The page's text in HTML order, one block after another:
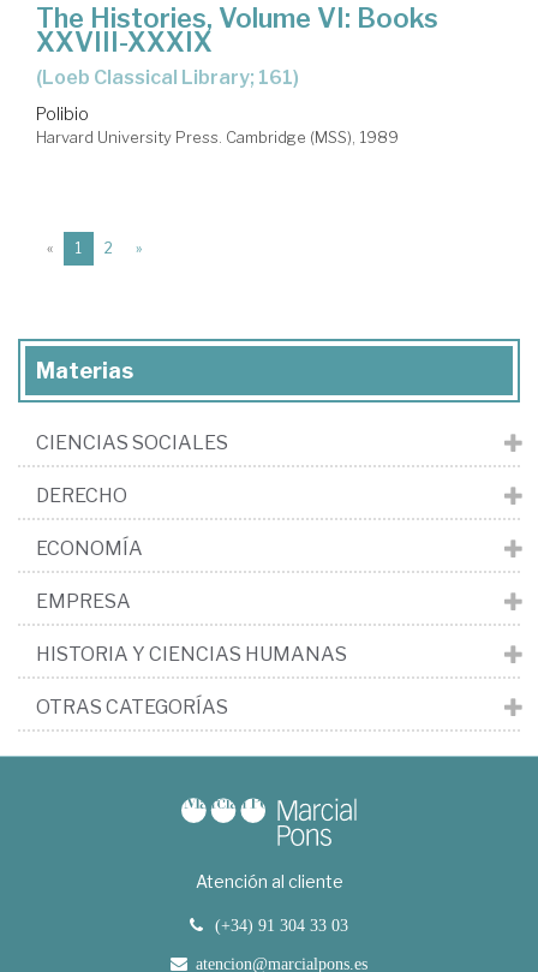
The Histories, Volume VI: Books
XXVIII-XXXIX
(Loeb Classical Library; 161)
Polibio
Harvard University Press. Cambridge (MSS), 1989
« 1 (current)
2 »
Materias
CIENCIAS SOCIALES
DERECHO
ECONOMÍA
EMPRESA
HISTORIA Y CIENCIAS HUMANAS
OTRAS CATEGORÍAS
Atención al cliente
(+34) 91 304 33 03
atencion@marcialpons.es